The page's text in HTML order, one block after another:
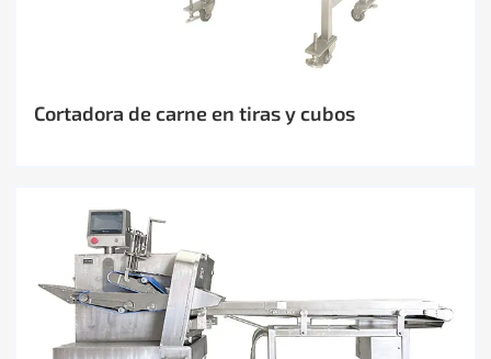
Cortadora de carne en tiras y cubos